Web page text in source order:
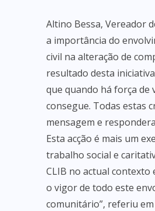
Altino Bessa, Vereador
a importância do
civil na alteração de
resultado desta
que quando há força de
consegue. Todas estas
mensagem e
Esta acção é mais um
trabalho social e
CLIB no actual contexto
o vigor de todo este
comunitário”, referiu